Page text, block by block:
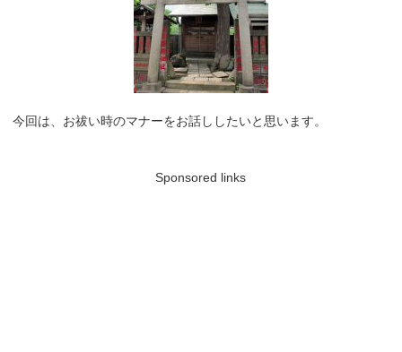
今回は、お祓い時のマナーをお話ししたいと思います。
Sponsored links